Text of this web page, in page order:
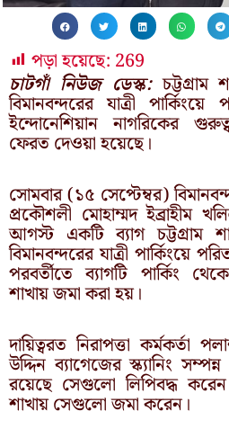
পড়া হয়েছে: 269
চাটগাঁ নিউজ ডেস্ক:
বিমানবন্দরের যাত্রী
ইন্দোনেশিয়ান নাগরিকের
ফেরত দেওয়া হয়েছে।
সোমবার (১৫ সেপ্টেম্বর)
প্রকৌশলী মোহাম্মদ ইব্রাহীম
আগস্ট একটি ব্যাগ চট্টগ্রাম
বিমানবন্দরের যাত্রী পার্কিংয়ে
পরবর্তীতে ব্যাগটি পার্কিং
শাখায় জমা করা হয়।
দায়িত্বরত নিরাপত্তা কর্মকর্তা
উদ্দিন ব্যাগেজের স্ক্যানিং
রয়েছে সেগুলো লিপিবদ্ধ করেন
শাখায় সেগুলো জমা করেন।